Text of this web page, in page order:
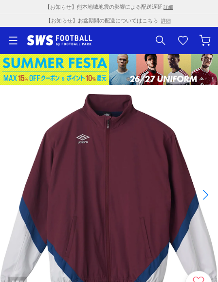
【お知らせ】熊本地域地震の影響による配送遅延 詳細
【お知らせ】お盆期間の配送についてはこちら 詳細